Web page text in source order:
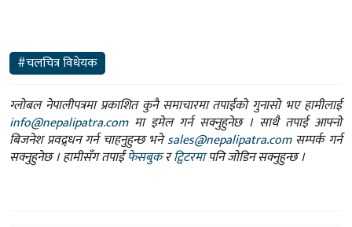
#चलचित्र विधेयक
ग्लोबल नेपालीपत्रमा प्रकाशित कुनै समाचारमा तपाईंको गुनासो भए हामीलाई
info@nepalipatra.comमा इमेल गर्न सक्नुहुनेछ । साथै तपाई आफ्नो
बिजनेश प्रवद्र्धन गर्न चाहनुहुन्छ भनेsales@nepalipatra.comसम्पर्क गर्न
सक्नुहुनेछ । हामीसँग तपाईंफेसबुकरट्विटरमापनि जोडिन सक्नुहुन्छ ।